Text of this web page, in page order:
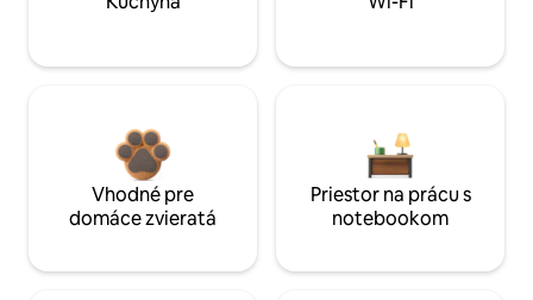
Vhodné pre
domáce zvieratá
Priestor na prácu s
notebookom